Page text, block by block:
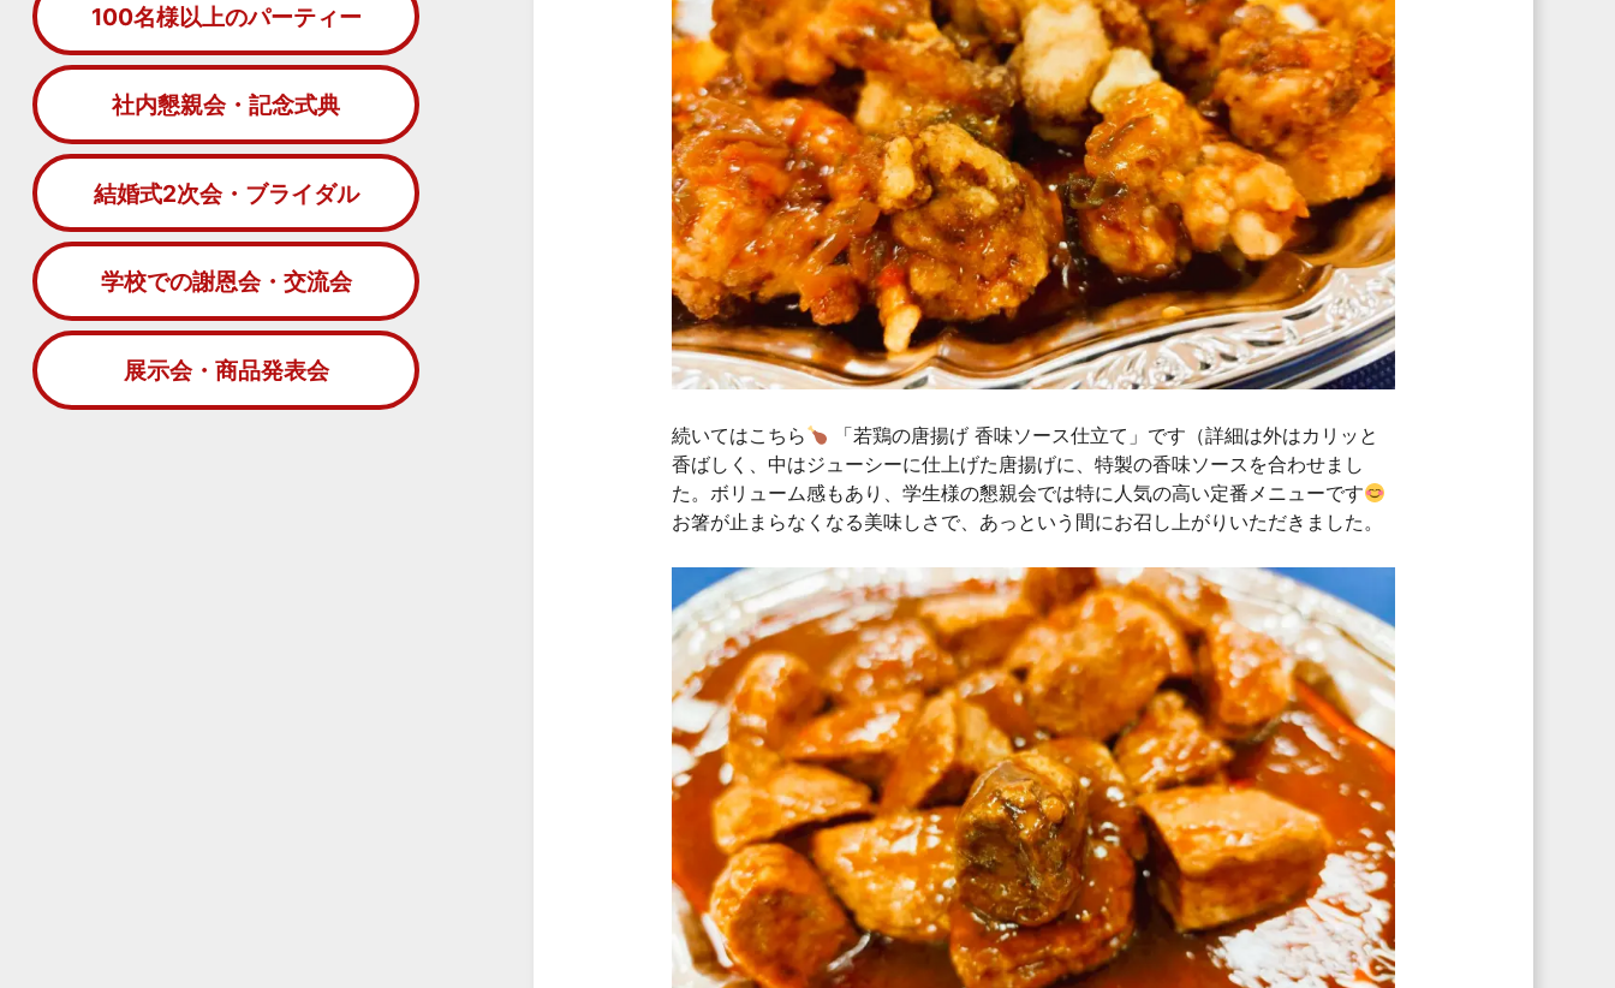
続いてはこちら
「若鶏の唐揚げ 香味ソース仕立て」です（詳細は外はカリッと
香ばしく、中はジューシーに仕上げた唐揚げに、特製の香味ソースを合わせまし
た。ボリューム感もあり、学生様の懇親会では特に人気の高い定番メニューです
お箸が止まらなくなる美味しさで、あっという間にお召し上がりいただきました。
100名様以上のパーティー
社内懇親会・記念式典
結婚式2次会・ブライダル
学校での謝恩会・交流会
展示会・商品発表会